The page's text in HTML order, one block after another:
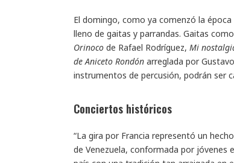
El domingo, como ya comenzó la
lleno de gaitas y parrandas. Gaitas como
Orinoco de Rafael Rodríguez, Mi
de Aniceto Rondón arreglada por
instrumentos de percusión, podrán ser
Conciertos históricos
“La gira por Francia representó un
de Venezuela, conformada por jóvenes